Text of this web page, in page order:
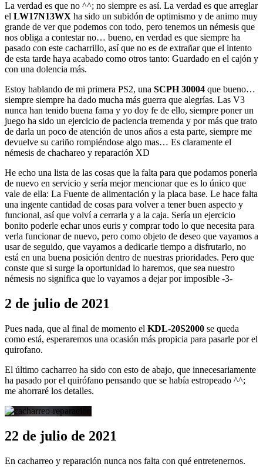
La verdad es que no ^^; no siempre es así. La verdad es que arreglar
el LW17N13WX ha sido un subidón de optimismo y de animo muy
grande de ver que podemos con todo, pero tenemos un némesis que
nos obliga a contestar no… bueno, en verdad es que siempre ha
pasado con este cacharrillo, así que no es de extrañar que el intento
de esta tarde haya acabado como otros tanto: Guardado en el cajón y
con una dolencia más.
Estoy hablando de mi primera PS2, una SCPH 30004 que bueno…
siempre siempre ha dado mucha más guerra que alegrías. Las V3
nunca han tenido buena fama y yo doy fe de ello, siempre poner un
juego ha sido un ejercicio de paciencia tremenda y por más que trato
de darla un poco de atención de unos años a esta parte, siempre me
devuelve su cariño rompiéndose algo mas… Es claramente el
némesis de chachareo y reparación XD
He echo una lista de las cosas que la falta para que podamos ponerla
de nuevo en servicio y sería mejor mencionar que es lo único que
vale de ella: La Fuente de alimentación y la placa base. Le hace falta
una ingente cantidad de cosas para volver a tener buen aspecto y
funcional, así que volví a cerrarla y a la caja. Sería un ejercicio
bonito poderle echar unos euris y comprar todo lo que necesita para
verla funcionar de nuevo, pero como objeto de deseo que vayamos a
usar de seguido, que vayamos a dedicarle tiempo a disfrutarlo, no
está en una buena posición dentro de nuestras prioridades. Pero que
conste que si surge la oportunidad lo haremos, que sea nuestro
némesis no significa que lo vayamos a dejar por imposible -3-
2 de julio de 2021
Pues nada, que al final de momento el KDL-20S2000 se queda
como está, esperaremos una ocasión más propicia para pasarle por el
quirofano.
El último cacharreo ha sido con esto de abajo, que innecesariamente
ha pasado por el quirófano pensando que se había estropeado ^^;
me ahorraré los detalles.
22 de julio de 2021
En cacharreo y reparación nunca nos falta con qué entretenernos.